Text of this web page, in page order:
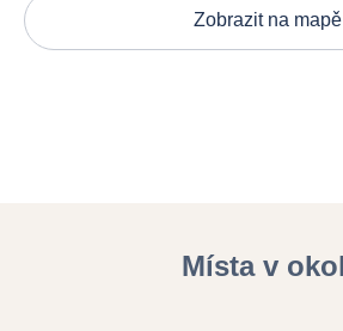
Zobrazit na mapě
Místa v